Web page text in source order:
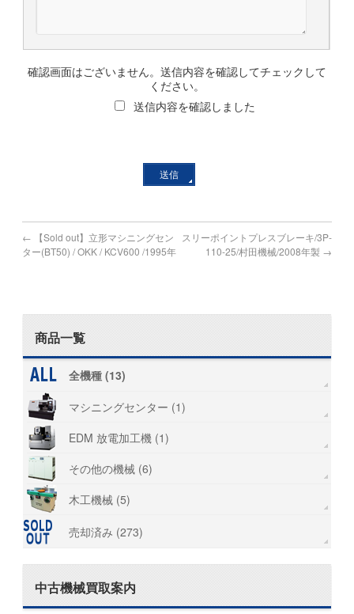
確認画面はございません。送信内容を確認してチェックして
ください。
送信内容を確認しました
← 【Sold out】立形マシニングセン
ター(BT50) / OKK / KCV600 /1995年
スリーポイントプレスブレーキ/3P-
110-25/村田機械/2008年製 →
商品一覧
全機種 (13)
マシニングセンター (1)
EDM 放電加工機 (1)
その他の機械 (6)
木工機械 (5)
売却済み (273)
中古機械買取案内